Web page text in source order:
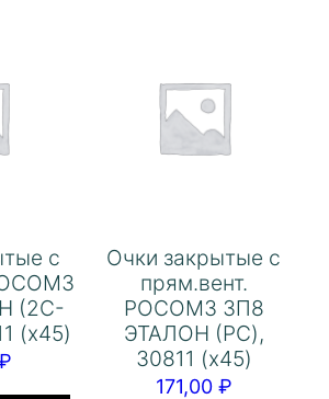
с
(2C-
(х45)
Очки закрытые с
прям.вент.
РОСОМЗ ЗП8
ЭТАЛОН (PC),
30811 (х45)
171,00 ₽